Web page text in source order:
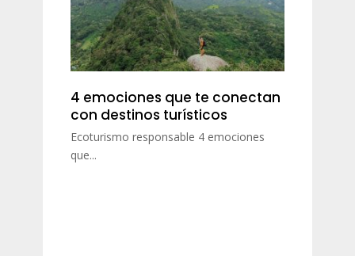
4 emociones que te conectan
con destinos turísticos
Ecoturismo responsable 4 emociones
que...